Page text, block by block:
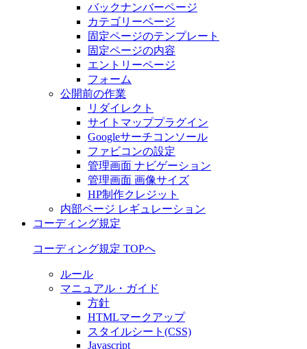
バックナンバーページ
カテゴリーページ
固定ページのテンプレート
固定ページの内容
エントリーページ
フォーム
公開前の作業
リダイレクト
サイトマッププラグイン
Googleサーチコンソール
ファビコンの設定
管理画面 ナビゲーション
管理画面 画像サイズ
HP制作クレジット
内部ページ レギュレーション
コーディング規定
コーディング規定 TOPへ
ルール
マニュアル・ガイド
方針
HTMLマークアップ
スタイルシート(CSS)
Javascript